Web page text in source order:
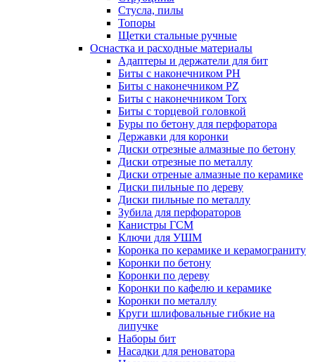
Стусла, пилы
Топоры
Щетки стальные ручные
Оснастка и расходные материалы
Адаптеры и держатели для бит
Биты с наконечником PH
Биты с наконечником PZ
Биты с наконечником Torx
Биты с торцевой головкой
Буры по бетону для перфоратора
Державки для коронки
Диски отрезные алмазные по бетону
Диски отрезные по металлу
Диски отреные алмазные по керамике
Диски пильные по дереву
Диски пильные по металлу
Зубила для перфораторов
Канистры ГСМ
Ключи для УШМ
Коронка по керамике и керамограниту
Коронки по бетону
Коронки по дереву
Коронки по кафелю и керамике
Коронки по металлу
Круги шлифовальные гибкие на
липучке
Наборы бит
Насадки для реноватора